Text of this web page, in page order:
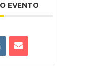
EVENTO